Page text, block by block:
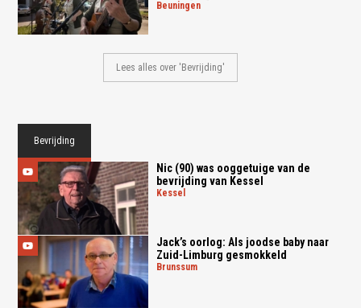
beuningen
Lees alles over 'Bevrijding'
Bevrijding
Nic (90) was ooggetuige van de
bevrijding van Kessel
kessel
Jack’s oorlog: Als joodse baby naar
Zuid-Limburg gesmokkeld
brunssum